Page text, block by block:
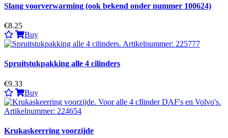
Slang voorverwarming (ook bekend onder nummer 100624)
€8.25
Buy
Spruitstukpakking alle 4 cilinders
€9.33
Buy
Krukaskeerring voorzijde